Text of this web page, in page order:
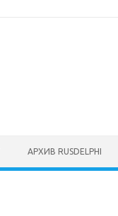
АРХИВ RUSDELPHI